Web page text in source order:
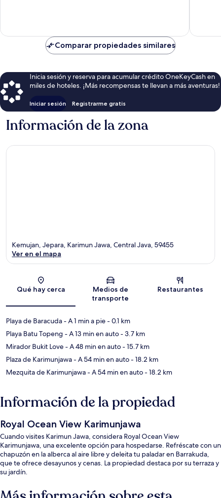
Comparar propiedades similares
Inicia sesión y reserva para acumular crédito OneKeyCash en
miles de hoteles. ¡Más recompensas te llevan a más aventuras!
Iniciar sesión Registrarme gratis
Información de la zona
Sección del mapa
Kemujan, Jepara, Karimun Jawa, Central Java, 59455
Ver en el mapa
Qué hay cerca
Medios de
transporte
Restaurantes
Playa de Baracuda- A 1 min a pie- 0.1 km
Playa Batu Topeng - A 13 min en auto- 3.7 km
Mirador Bukit Love- A 48 min en auto- 15.7 km
Plaza de Karimunjawa- A 54 min en auto- 18.2 km
Mezquita de Karimunjawa- A 54 min en auto- 18.2 km
Información de la propiedad
Royal Ocean View Karimunjawa
Cuando visites Karimun Jawa, considera Royal Ocean View
Karimunjawa, una excelente opción para hospedarse. Refréscate con un
chapuzón en la alberca al aire libre y deleita tu paladar en Barrakuda,
que te ofrece desayunos y cenas. La propiedad destaca por su terraza y
su jardín.